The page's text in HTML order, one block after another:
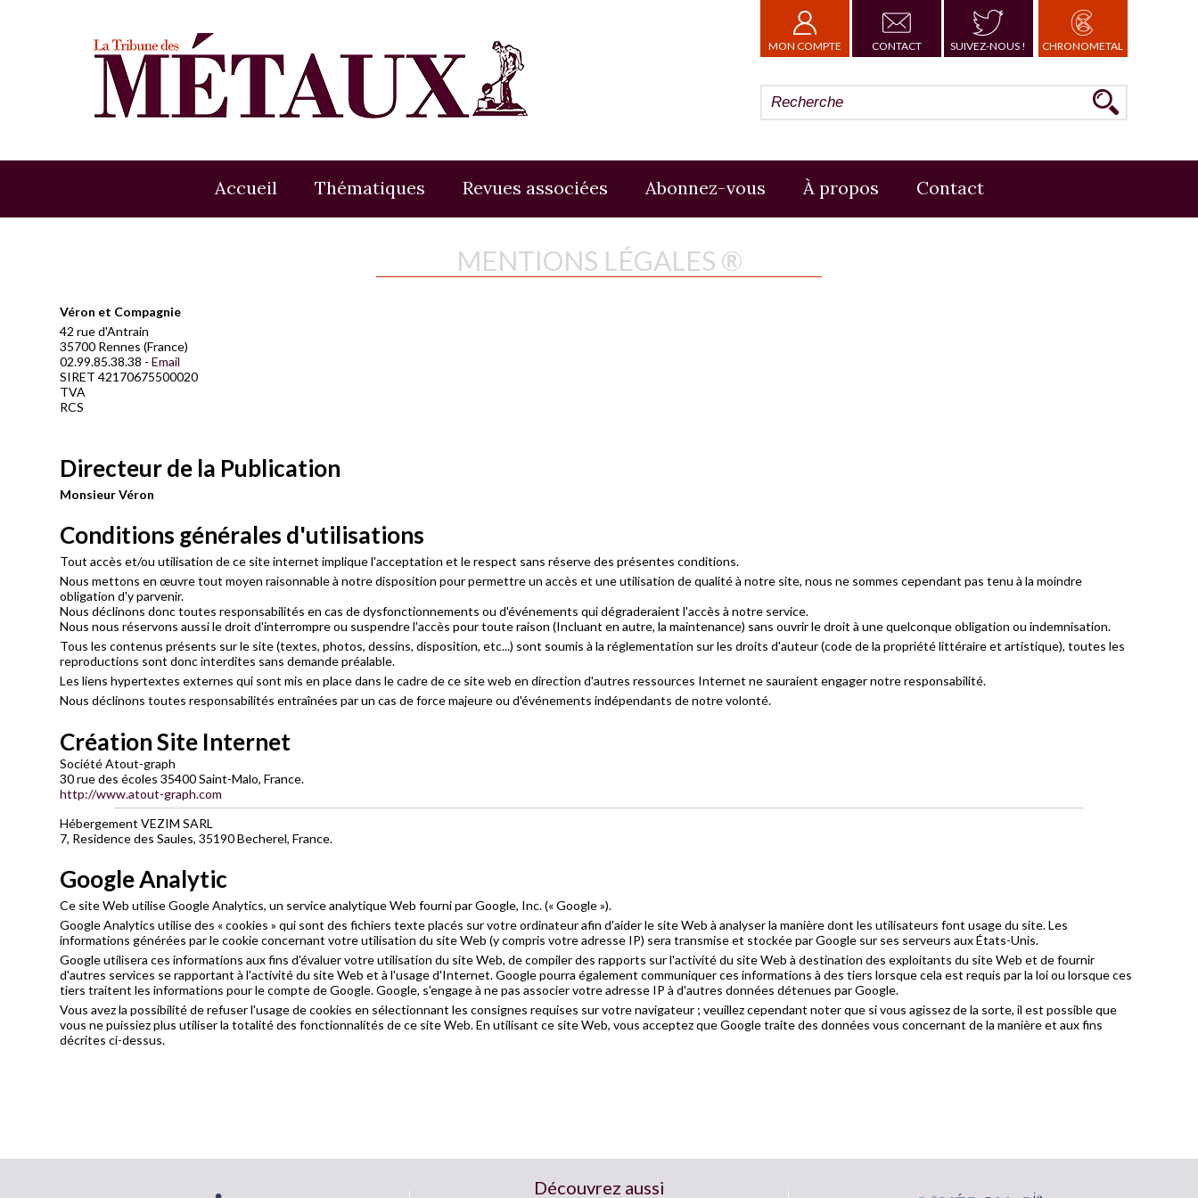
MON COMPTE CONTACT SUIVEZ-NOUS ! CHRONOMETAL
Accueil Thématiques Revues associées Abonnez-vous À propos Contact
MENTIONS LÉGALES ®
Véron et Compagnie
42 rue d'Antrain
35700 Rennes (France)
02.99.85.38.38 -Email
SIRET 42170675500020
TVA
RCS
Directeur de la Publication
Monsieur Véron
Conditions générales d'utilisations
Tout accès et/ou utilisation de ce site internet implique l'acceptation et le respect sans réserve des présentes conditions.
Nous mettons en œuvre tout moyen raisonnable à notre disposition pour permettre un accès et une utilisation de qualité à notre site, nous ne sommes cependant pas tenu à la moindre
obligation d'y parvenir.
Nous déclinons donc toutes responsabilités en cas de dysfonctionnements ou d'événements qui dégraderaient l'accès à notre service.
Nous nous réservons aussi le droit d'interrompre ou suspendre l'accès pour toute raison (Incluant en autre, la maintenance) sans ouvrir le droit à une quelconque obligation ou indemnisation.
Tous les contenus présents sur le site (textes, photos, dessins, disposition, etc...) sont soumis à la réglementation sur les droits d'auteur (code de la propriété littéraire et artistique), toutes les
reproductions sont donc interdites sans demande préalable.
Les liens hypertextes externes qui sont mis en place dans le cadre de ce site web en direction d'autres ressources Internet ne sauraient engager notre responsabilité.
Nous déclinons toutes responsabilités entraînées par un cas de force majeure ou d'événements indépendants de notre volonté.
Création Site Internet
Société Atout-graph
30 rue des écoles 35400 Saint-Malo, France.
http://www.atout-graph.com
Hébergement VEZIM SARL
7, Residence des Saules, 35190 Becherel, France.
Google Analytic
Ce site Web utilise Google Analytics, un service analytique Web fourni par Google, Inc. (« Google »).
Google Analytics utilise des « cookies » qui sont des fichiers texte placés sur votre ordinateur afin d'aider le site Web à analyser la manière dont les utilisateurs font usage du site. Les
informations générées par le cookie concernant votre utilisation du site Web (y compris votre adresse IP) sera transmise et stockée par Google sur ses serveurs aux États-Unis.
Google utilisera ces informations aux fins d'évaluer votre utilisation du site Web, de compiler des rapports sur l'activité du site Web à destination des exploitants du site Web et de fournir
d'autres services se rapportant à l'activité du site Web et à l'usage d'Internet. Google pourra également communiquer ces informations à des tiers lorsque cela est requis par la loi ou lorsque ces
tiers traitent les informations pour le compte de Google. Google, s'engage à ne pas associer votre adresse IP à d'autres données détenues par Google.
Vous avez la possibilité de refuser l'usage de cookies en sélectionnant les consignes requises sur votre navigateur ; veuillez cependant noter que si vous agissez de la sorte, il est possible que
vous ne puissiez plus utiliser la totalité des fonctionnalités de ce site Web. En utilisant ce site Web, vous acceptez que Google traite des données vous concernant de la manière et aux fins
décrites ci-dessus.
Découvrez aussi